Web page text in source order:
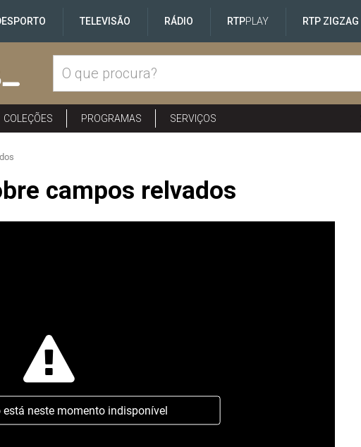
TELEVISÃO RÁDIO RTPPLAY RTP ZIGZAG
COLEÇÕES PROGRAMAS SERVIÇOS
campos relvados
está neste momento indisponível